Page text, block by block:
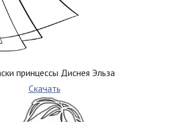
принцессы Диснея Эльза
Скачать